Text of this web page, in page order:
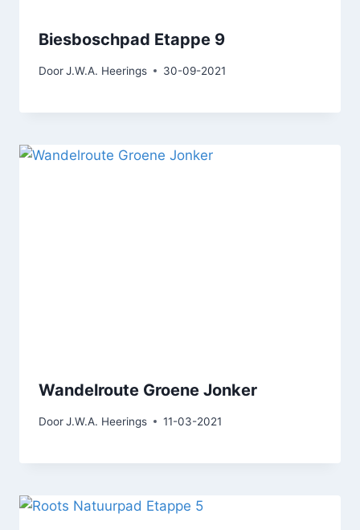
Biesboschpad Etappe 9
DoorJ.W.A. Heerings 30-09-2021
Wandelroute Groene Jonker
DoorJ.W.A. Heerings 11-03-2021